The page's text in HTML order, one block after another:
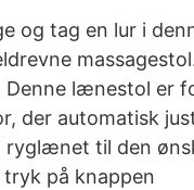
og tag en lur i
lænestol er
der automatisk
til den
på knappen